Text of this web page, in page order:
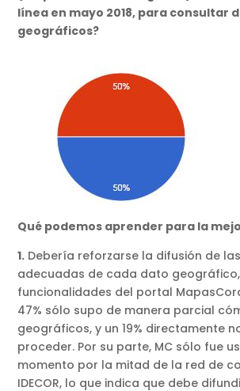
línea en mayo 2018, para consultar
geográficos?
Qué podemos aprender para la
1. Debería reforzarse la difusión de
adecuadas de cada dato
funcionalidades del portal
47% sólo supo de manera parcial
geográficos, y un 19% directamente
proceder. Por su parte, MC sólo fue
momento por la mitad de la red de
IDECOR, lo que indica que debe